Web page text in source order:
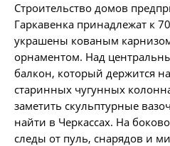
Строительство домов
Гаркавенка принадлежат к
украшены кованым
орнаментом. Над
балкон, который держится
старинных чугунных
заметить скульптурные
найти в Черкассах. На
следы от пуль, снарядов и